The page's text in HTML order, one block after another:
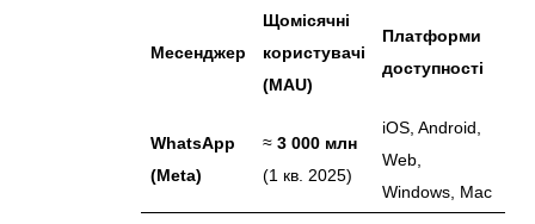
Месенджер
Щомісячні
користувачі
(MAU)
Платформи
доступності
WhatsApp
(Meta)
≈3 000 млн
(1 кв. 2025)
iOS, Android,
Web,
Windows, Mac